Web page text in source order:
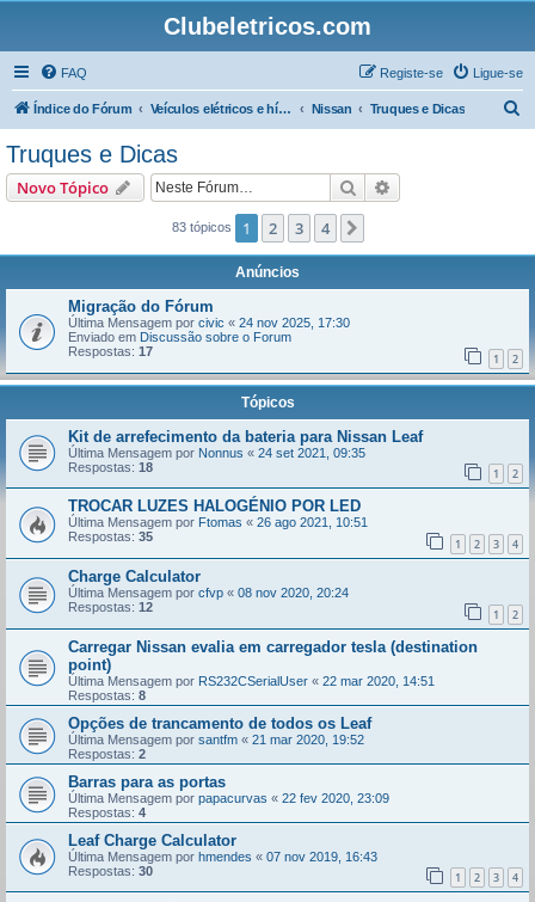
Clubeletricos.com
FAQ Ligue-se
Registe-se
Índice do Fórum Veículos elétricos e híbridos plug-in Nissan Truques e Dicas
Truques e Dicas
Novo Tópico Pesquisar
83 tópicos 1 2 3 4
Anúncios
Migração do Fórum
Última Mensagem por civic « 24 nov 2025, 17:30
Enviado em Discussão sobre o Forum
Respostas: 17 1 2
Tópicos
Kit de arrefecimento da bateria para Nissan Leaf
Última Mensagem por Nonnus « 24 set 2021, 09:35
Respostas: 18 1 2
TROCAR LUZES HALOGÉNIO POR LED
Última Mensagem por Ftomas « 26 ago 2021, 10:51
Respostas: 35 1 2 3 4
Charge Calculator
Última Mensagem por cfvp « 08 nov 2020, 20:24
Respostas: 12 1 2
Carregar Nissan evalia em carregador tesla (destination
point)
Última Mensagem por RS232CSerialUser « 22 mar 2020, 14:51
Respostas: 8
Opções de trancamento de todos os Leaf
Última Mensagem por santfm « 21 mar 2020, 19:52
Respostas: 2
Barras para as portas
Última Mensagem por papacurvas « 22 fev 2020, 23:09
Respostas: 4
Leaf Charge Calculator
Última Mensagem por hmendes « 07 nov 2019, 16:43
Respostas: 30 1 2 3 4